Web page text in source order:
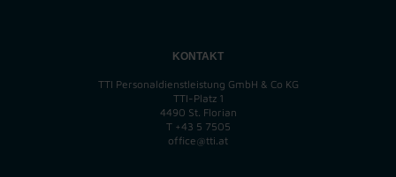
KONTAKT
TTI Personaldienstleistung GmbH & Co KG
TTI-Platz 1
4490 St. Florian
T +43 5 7505
office@tti.at